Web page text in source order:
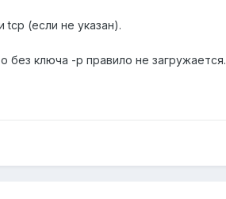
tcp (если не указан).
без ключа -p правило не загружается.